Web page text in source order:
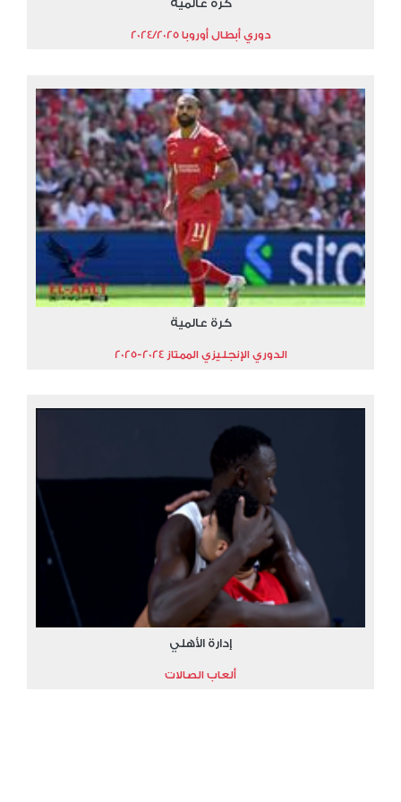
كرة عالمية
دوري أبطال أوروبا 2024/2025
كرة عالمية
الدوري الإنجليزي الممتاز 2024-2025
إدارة الأهلي
ألعاب الصالات